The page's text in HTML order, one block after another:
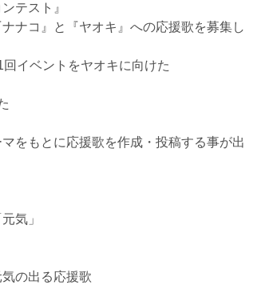
テスト』
ナコ』と『ヤオキ』への応援歌を募集し
イベントをヤオキに向けた
をもとに応援歌を作成・投稿する事が出
気」
の出る応援歌